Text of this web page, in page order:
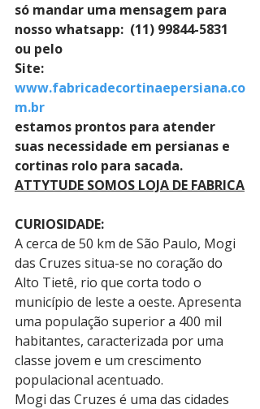
só mandar uma mensagem para
nosso whatsapp:  (11) 99844-5831
ou pelo
Site:
www.fabricadecortinaepersiana.co
m.br
estamos prontos para atender
suas necessidade em persianas e
cortinas rolo para sacada.
ATTYTUDE SOMOS LOJA DE FABRICA
CURIOSIDADE:
A cerca de 50 km de São Paulo, Mogi
das Cruzes situa-se no coração do
Alto Tietê, rio que corta todo o
município de leste a oeste. Apresenta
uma população superior a 400 mil
habitantes, caracterizada por uma
classe jovem e um crescimento
populacional acentuado.
Mogi das Cruzes é uma das cidades